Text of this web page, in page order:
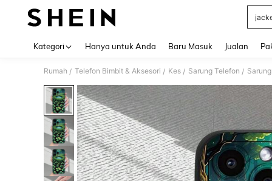
Kategori Hanya untuk Anda Baru Masuk Jualan
Rumah / Telefon Bimbit & Aksesori / Kes / Sarung Telefon /